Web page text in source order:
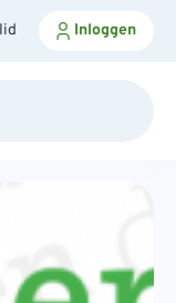
Inloggen